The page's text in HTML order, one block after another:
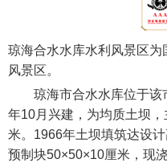
琼海合水水库水利风景区为
风景区。
琼海市合水水库位于该
年10月兴建，为均质土坝
米。1966年土坝填筑达设
预制块50×50×10厘米，现